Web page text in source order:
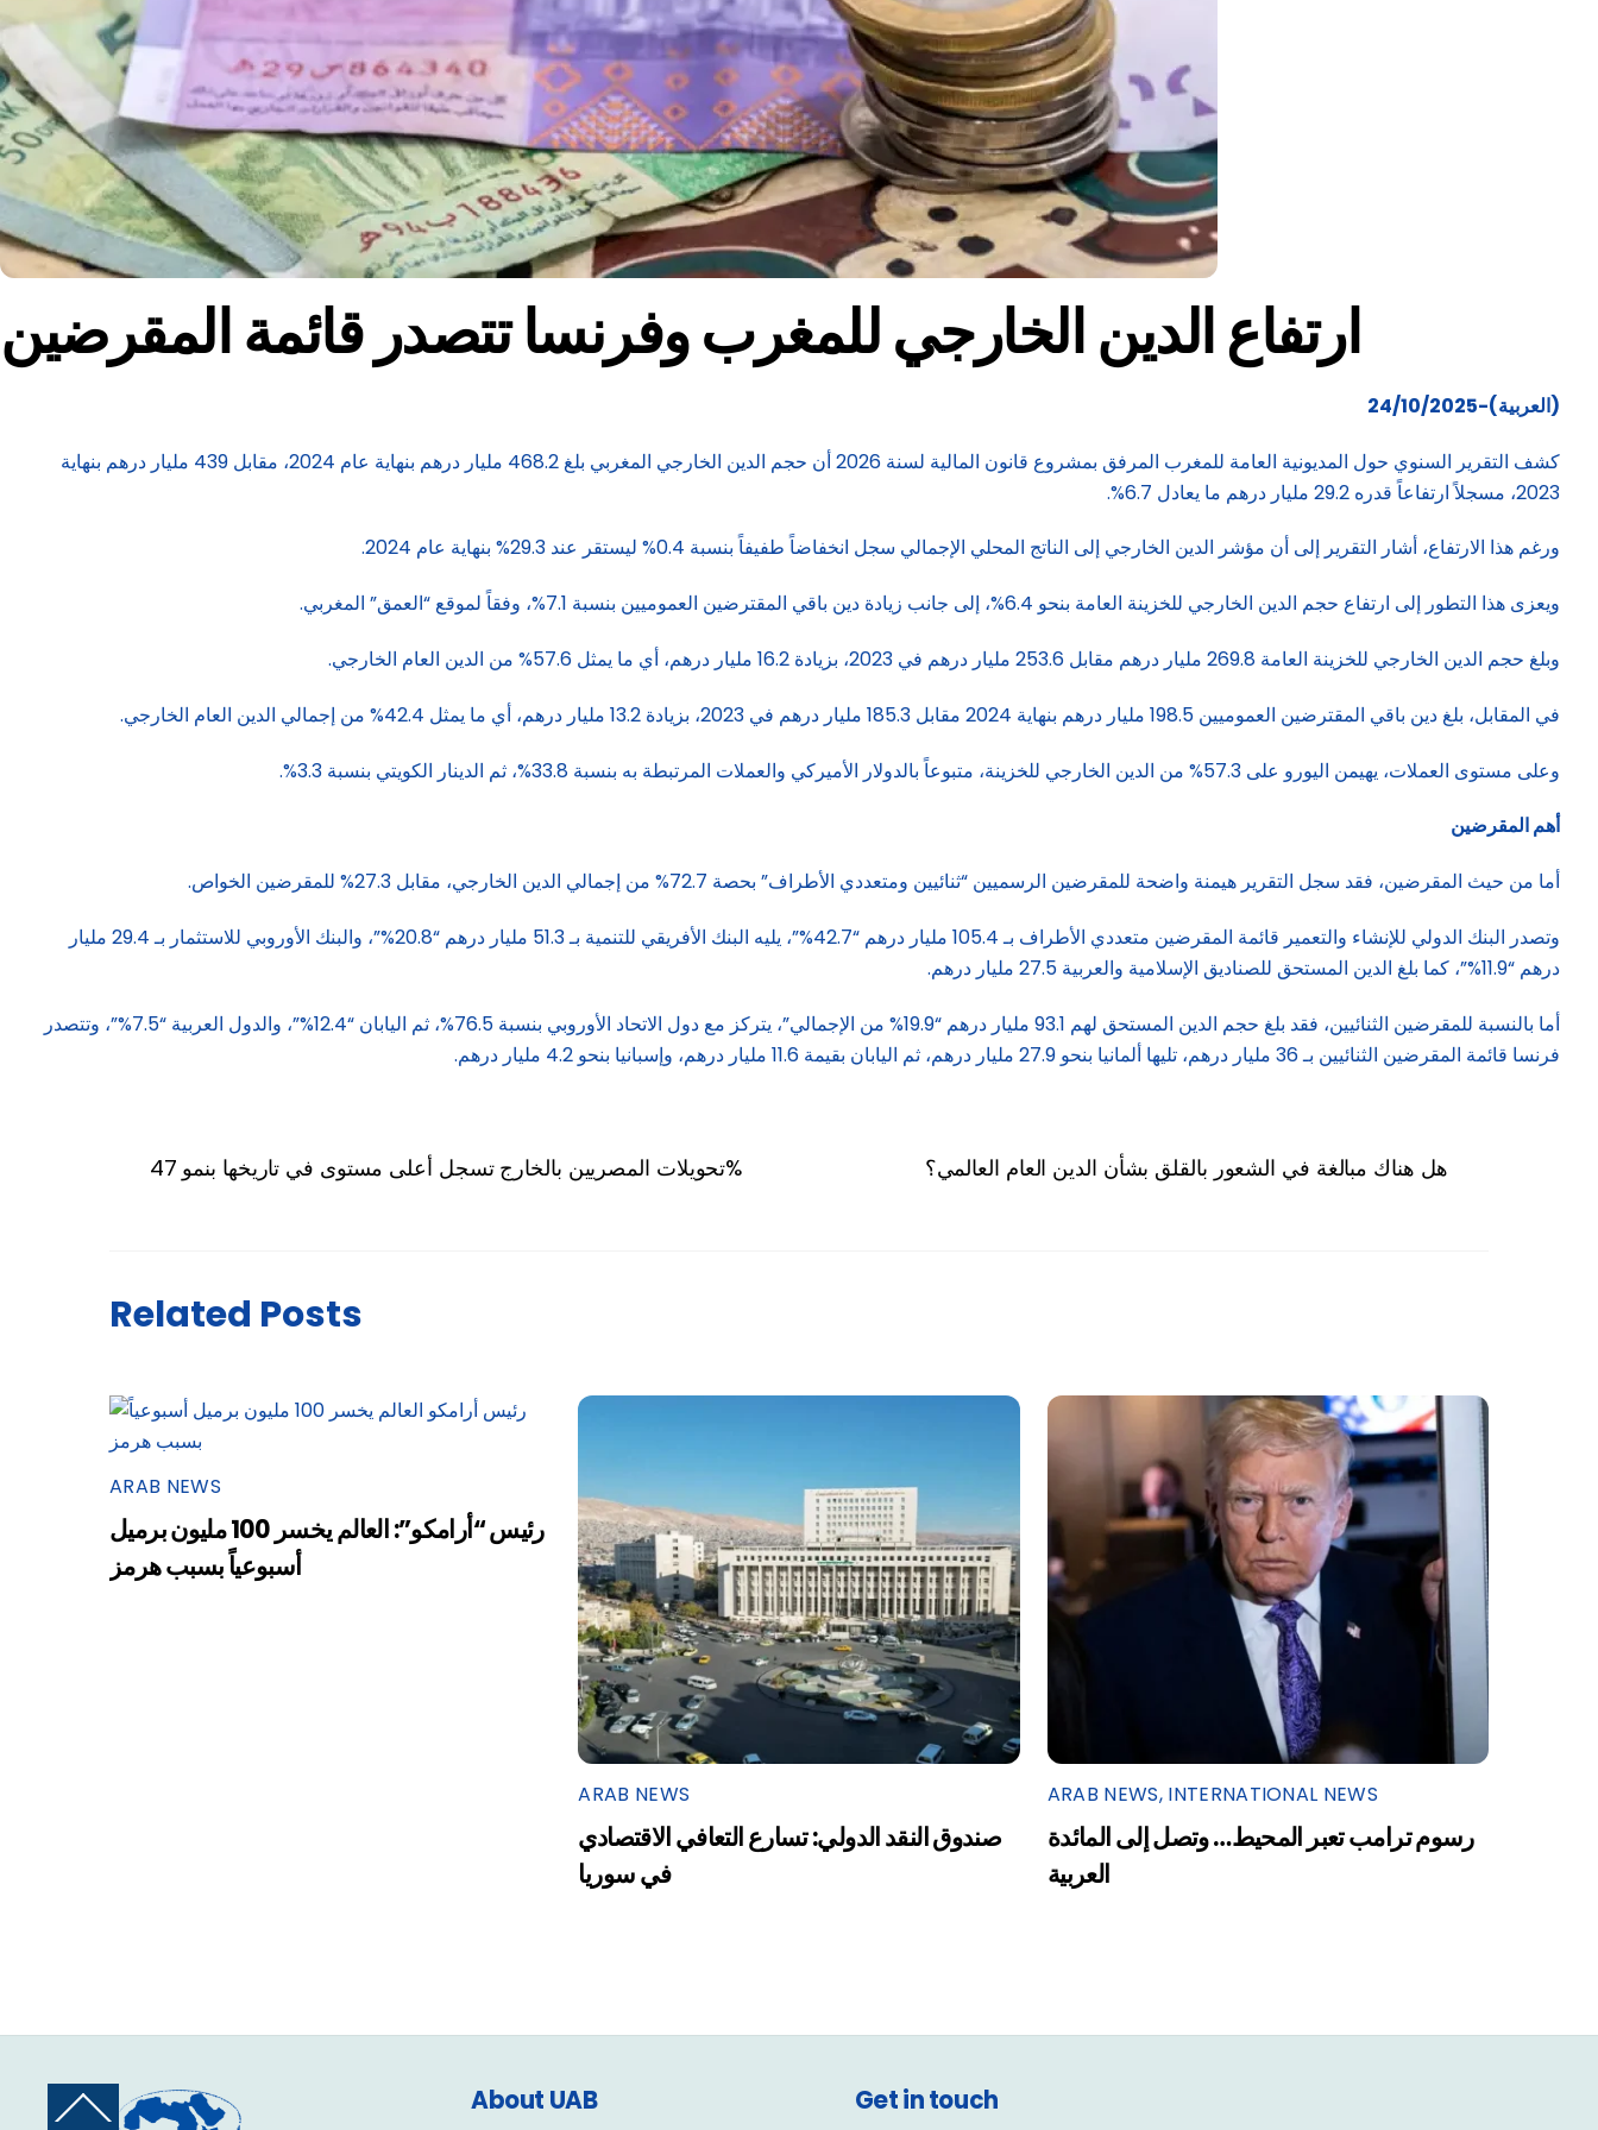
ارتفاع الدين الخارجي للمغرب وفرنسا تتصدر قائمة المقرضين
(العربية)-24/10/2025
كشف التقرير السنوي حول المديونية العامة للمغرب المرفق بمشروع قانون المالية لسنة 2026 أن حجم الدين الخارجي المغربي بلغ 468.2 مليار درهم بنهاية عام 2024، مقابل 439 مليار درهم بنهاية
2023، مسجلاً ارتفاعاً قدره 29.2 مليار درهم ما يعادل 6.7%.
ورغم هذا الارتفاع، أشار التقرير إلى أن مؤشر الدين الخارجي إلى الناتج المحلي الإجمالي سجل انخفاضاً طفيفاً بنسبة 0.4% ليستقر عند 29.3% بنهاية عام 2024.
ويعزى هذا التطور إلى ارتفاع حجم الدين الخارجي للخزينة العامة بنحو 6.4%، إلى جانب زيادة دين باقي المقترضين العموميين بنسبة 7.1%، وفقاً لموقع “العمق” المغربي.
وبلغ حجم الدين الخارجي للخزينة العامة 269.8 مليار درهم مقابل 253.6 مليار درهم في 2023، بزيادة 16.2 مليار درهم، أي ما يمثل 57.6% من الدين العام الخارجي.
في المقابل، بلغ دين باقي المقترضين العموميين 198.5 مليار درهم بنهاية 2024 مقابل 185.3 مليار درهم في 2023، بزيادة 13.2 مليار درهم، أي ما يمثل 42.4% من إجمالي الدين العام الخارجي.
وعلى مستوى العملات، يهيمن اليورو على 57.3% من الدين الخارجي للخزينة، متبوعاً بالدولار الأميركي والعملات المرتبطة به بنسبة 33.8%، ثم الدينار الكويتي بنسبة 3.3%.
أهم المقرضين
أما من حيث المقرضين، فقد سجل التقرير هيمنة واضحة للمقرضين الرسميين “ثنائيين ومتعددي الأطراف” بحصة 72.7% من إجمالي الدين الخارجي، مقابل 27.3% للمقرضين الخواص.
وتصدر البنك الدولي للإنشاء والتعمير قائمة المقرضين متعددي الأطراف بـ 105.4 مليار درهم “42.7%”، يليه البنك الأفريقي للتنمية بـ 51.3 مليار درهم “20.8%”، والبنك الأوروبي للاستثمار بـ 29.4 مليار
درهم “11.9%”، كما بلغ الدين المستحق للصناديق الإسلامية والعربية 27.5 مليار درهم.
أما بالنسبة للمقرضين الثنائيين، فقد بلغ حجم الدين المستحق لهم 93.1 مليار درهم “19.9% من الإجمالي”، يتركز مع دول الاتحاد الأوروبي بنسبة 76.5%، ثم اليابان “12.4%”، والدول العربية “7.5%”، وتتصدر
فرنسا قائمة المقرضين الثنائيين بـ 36 مليار درهم، تليها ألمانيا بنحو 27.9 مليار درهم، ثم اليابان بقيمة 11.6 مليار درهم، وإسبانيا بنحو 4.2 مليار درهم.
تحويلات المصريين بالخارج تسجل أعلى مستوى في تاريخها بنمو 47% هل هناك مبالغة في الشعور بالقلق بشأن الدين العام العالمي؟
Related Posts
ARAB NEWS
رئيس “أرامكو”: العالم يخسر 100 مليون برميل
أسبوعياً بسبب هرمز
ARAB NEWS
صندوق النقد الدولي: تسارع التعافي الاقتصادي
في سوريا
ARAB NEWS, INTERNATIONAL NEWS
رسوم ترامب تعبر المحيط… وتصل إلى المائدة
العربية
About UAB Get in touch